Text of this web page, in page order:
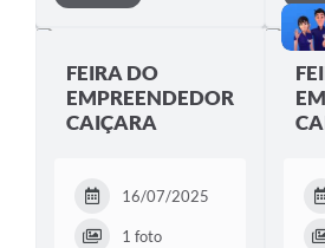
FEIRA DO
EMPREENDEDOR
CAIÇARA
16/07/2025
1 foto